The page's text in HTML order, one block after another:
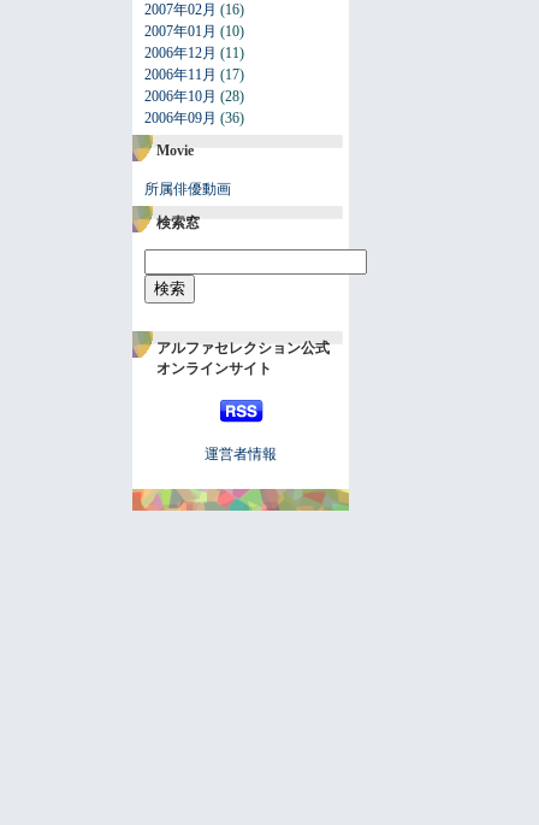
2007年02月 (16)
2007年01月 (10)
2006年12月 (11)
2006年11月 (17)
2006年10月 (28)
2006年09月 (36)
Movie
所属俳優動画
検索窓
アルファセレクション公式
オンラインサイト
運営者情報